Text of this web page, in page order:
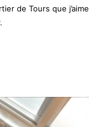
de Tours que j’aime